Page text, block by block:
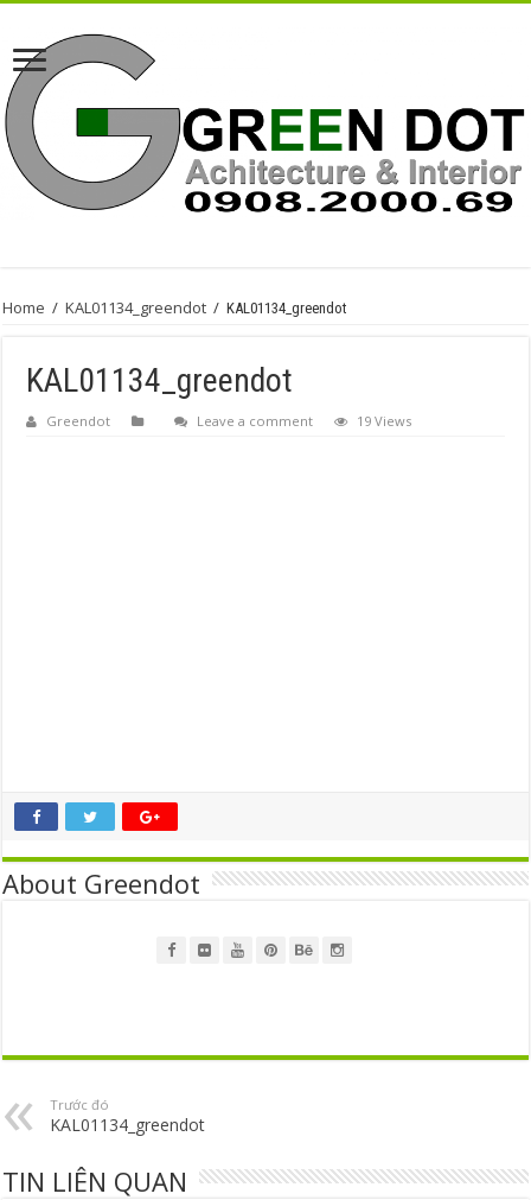
Home / KAL01134_greendot / KAL01134_greendot
KAL01134_greendot
Greendot Leave a comment 19 Views
About Greendot
Trước đó
KAL01134_greendot
TIN LIÊN QUAN